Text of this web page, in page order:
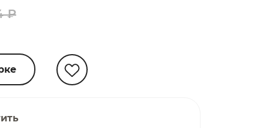
₽